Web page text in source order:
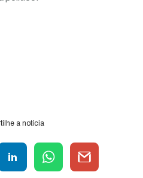
a notícia